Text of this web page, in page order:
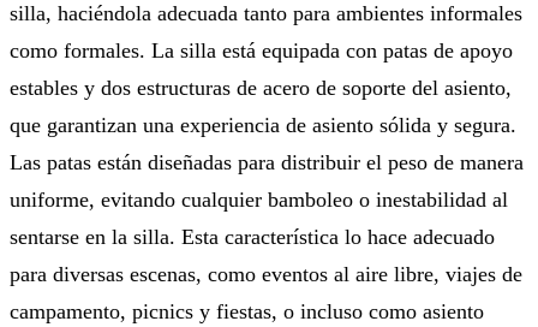
silla, haciéndola adecuada tanto para ambientes informales
como formales. La silla está equipada con patas de apoyo
estables y dos estructuras de acero de soporte del asiento,
que garantizan una experiencia de asiento sólida y segura.
Las patas están diseñadas para distribuir el peso de manera
uniforme, evitando cualquier bamboleo o inestabilidad al
sentarse en la silla. Esta característica lo hace adecuado
para diversas escenas, como eventos al aire libre, viajes de
campamento, picnics y fiestas, o incluso como asiento